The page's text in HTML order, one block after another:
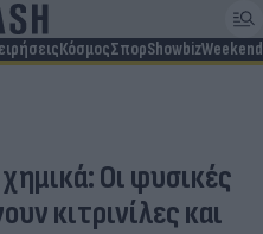
ΚόσμοςΣπορShowbizWeekend
Οι φυσικές
κιτρινίλες και